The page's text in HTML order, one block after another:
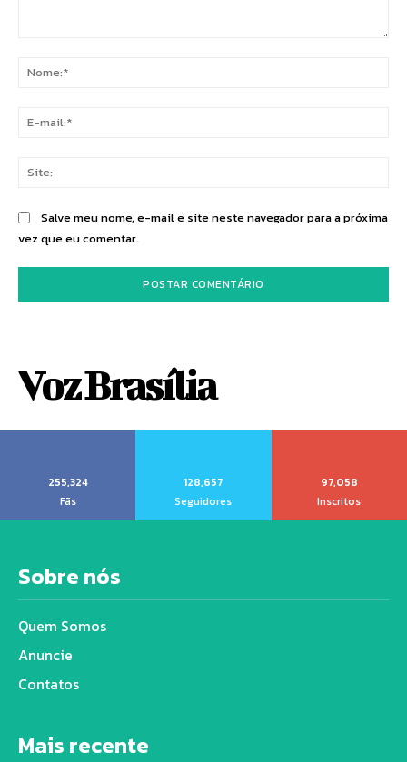
Salve meu nome, e-mail e site neste navegador para a próxima
vez que eu comentar.
Voz Brasília
255,324
Fãs
128,657
Seguidores
97,058
Inscritos
Sobre nós
Quem Somos
Anuncie
Contatos
Mais recente